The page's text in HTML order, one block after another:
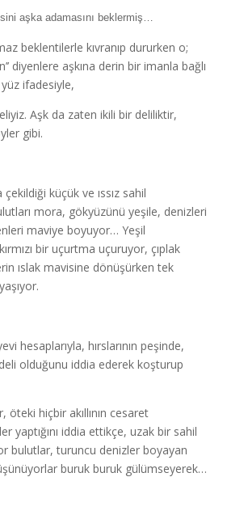
aşka adamasını beklermiş…
beklentilerle kıvranıp dururken o;
diyenlere aşkına derin bir imanla bağlı
yüz ifadesiyle,
Aşk da zaten ikili bir deliliktir,
gibi.
küçük ve ıssız sahil
mora, gökyüzünü yeşile, denizleri
maviye boyuyor… Yeşil
bir uçurtma uçuruyor, çıplak
ıslak mavisine dönüşürken tek
hesaplarıyla, hırslarının peşinde,
deli olduğunu iddia ederek koşturup
öteki hiçbir akıllının cesaret
yaptığını iddia ettikçe, uzak bir sahil
bulutlar, turuncu denizler boyayan
buruk buruk gülümseyerek…